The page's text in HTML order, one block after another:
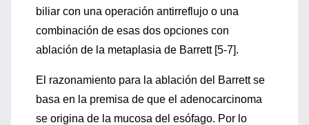
biliar con una operación antirreflujo o una
combinación de esas dos opciones con
ablación de la metaplasia de Barrett [5-7].
El razonamiento para la ablación del Barrett se
basa en la premisa de que el adenocarcinoma
se origina de la mucosa del esófago. Por lo